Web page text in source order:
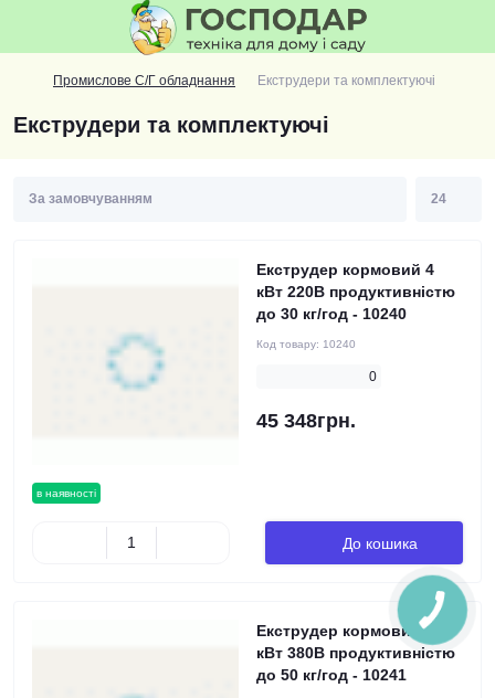
Промислове С/Г обладнання Екструдери та комплектуючі
Екструдери та комплектуючі
в наявності
Екструдер кормовий 4
кВт 220В продуктивністю
до 30 кг/год - 10240
Код товару: 10240
0
45 348грн.
До кошика
Екструдер кормовий 5.5
кВт 380В продуктивністю
до 50 кг/год - 10241